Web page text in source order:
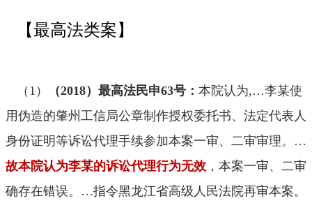
【最高法类案】
（1 ） （2018）最高法民申63号： 本院认为,…李某使
用伪造的肇州工信局公章制作授权委托书、法定代表人
身份证明等诉讼代理手续参加本案一审、二审审理。 …
故本院认为李某的诉讼代理行为无效 ，本案一审、二审
确存在错误。 …指令黑龙江省高级人民法院再审本案。